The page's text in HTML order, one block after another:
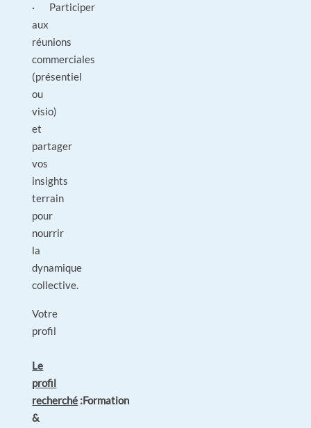
· Participer
aux
réunions
commerciales
(présentiel
ou
visio)
et
partager
vos
insights
terrain
pour
nourrir
la
dynamique
collective.
Votre
profil
Le
profil
recherché :Formation
&